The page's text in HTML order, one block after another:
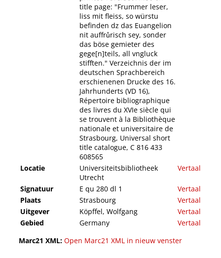
title page: "Frummer leser,
liss mit fleiss, so würstu
befinden dz das Euangelion
nit auffrůrisch sey, sonder
das böse gemieter des
gege[n]teils, all vngluck
stifften." Verzeichnis der im
deutschen Sprachbereich
erschienenen Drucke des 16.
Jahrhunderts (VD 16),
Répertoire bibliographique
des livres du XVIe siècle qui
se trouvent à la Bibliothèque
nationale et universitaire de
Strasbourg, Universal short
title catalogue, C 816 433
608565
Locatie
Universiteitsbibliotheek
Utrecht
Vertaal
Signatuur E qu 280 dl 1
Vertaal
Plaats
Strasbourg
Vertaal
Uitgever
Köpffel, Wolfgang
Vertaal
Gebied
Germany
Vertaal
Marc21 XML: Open Marc21 XML in nieuw venster